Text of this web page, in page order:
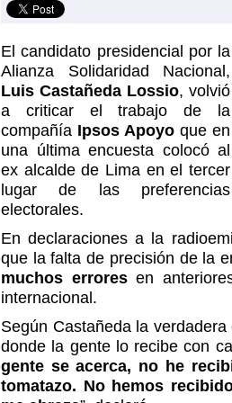
El candidato presidencial por la
Alianza Solidaridad Nacional,
Luis Castañeda Lossio, volvió
a criticar el trabajo de la
compañía Ipsos Apoyo que en
una última encuesta colocó al
ex alcalde de Lima en el tercer
lugar de las preferencias
electorales.
En declaraciones a la
que la falta de precisión de la
muchos erroresen
internacional.
Según Castañeda la
donde la gente lo recibe con
gente se acerca, no he
tomatazo. No hemos